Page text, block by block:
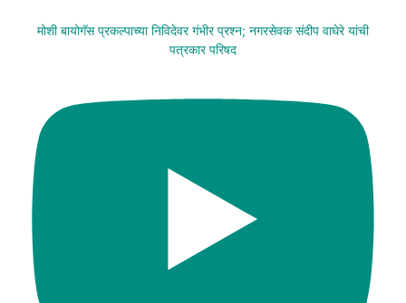
मोशी बायोगॅस प्रकल्पाच्या निविदेवर गंभीर प्रश्न; नगरसेवक संदीप वाघेरे यांची
पत्रकार परिषद